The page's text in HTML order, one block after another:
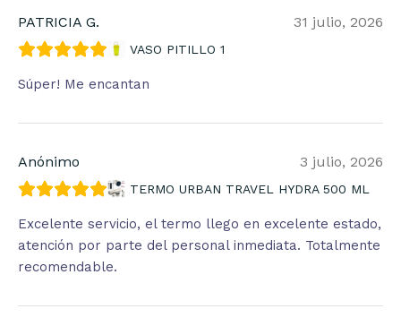
PATRICIA G. 31 julio, 2026
VASO PITILLO 1
Súper! Me encantan
Anónimo 3 julio, 2026
TERMO URBAN TRAVEL HYDRA 500 ML
Excelente servicio, el termo llego en excelente estado,
atención por parte del personal inmediata. Totalmente
recomendable.